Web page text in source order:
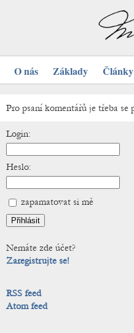
O nás Základy Články
Pro psaní komentářů je třeba se
Login:
Heslo:
zapamatovat si mě
Nemáte zde účet?
Zaregistrujte se!
RSS feed
Atom feed